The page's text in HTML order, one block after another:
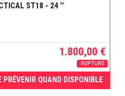
ST18 - 24 ''
1.800,00 €
RUPTURE
PRÉVENIR QUAND DISPONIBLE